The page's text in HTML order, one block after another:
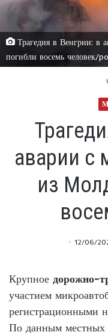
Трагедия в Венгрии: в
погибли восемь человек/
аварии с
из
12/06/
Крупное дорожно-
участием
регистрационными
По данным местных